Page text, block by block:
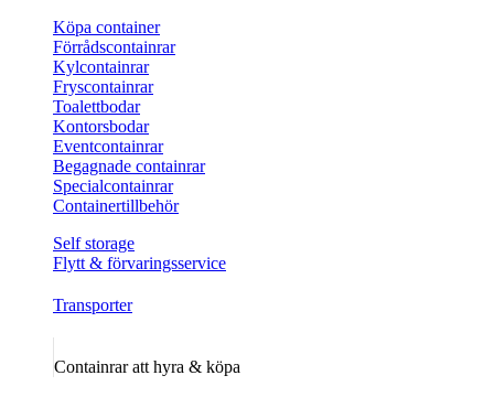
Köpa container
Förrådscontainrar
Kylcontainrar
Fryscontainrar
Toalettbodar
Kontorsbodar
Eventcontainrar
Begagnade containrar
Specialcontainrar
Containertillbehör
Self storage
Flytt & förvaringsservice
Transporter
Containrar att hyra & köpa